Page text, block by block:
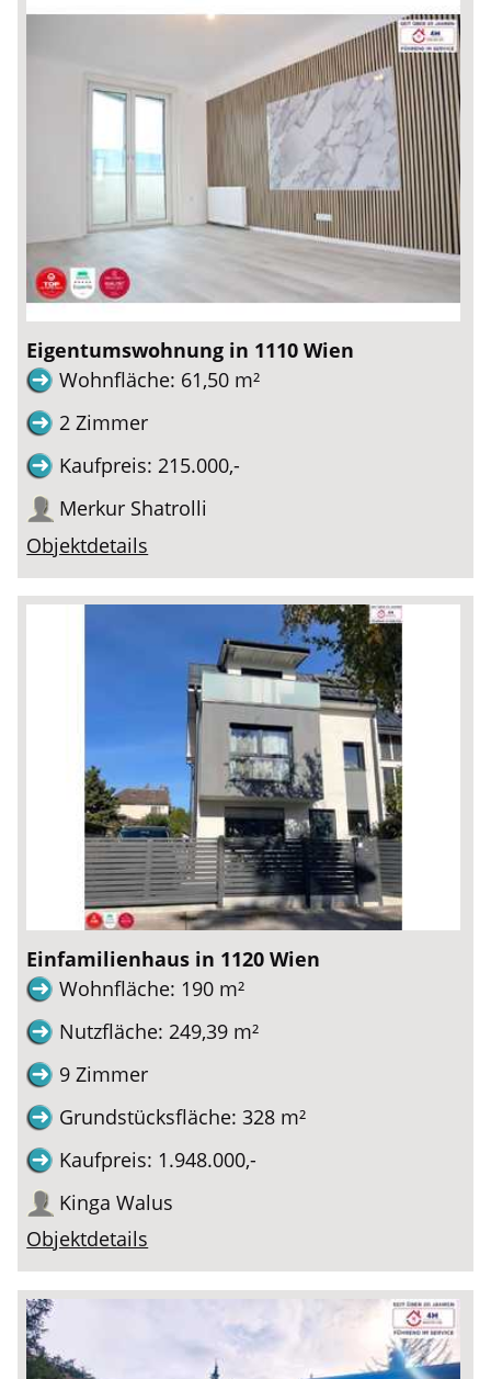
Eigentumswohnung in 1110 Wien
Wohnfläche: 61,50 m²
2 Zimmer
Kaufpreis: 215.000,-
Merkur Shatrolli
Objektdetails
Einfamilienhaus in 1120 Wien
Wohnfläche: 190 m²
Nutzfläche: 249,39 m²
9 Zimmer
Grundstücksfläche: 328 m²
Kaufpreis: 1.948.000,-
Kinga Walus
Objektdetails